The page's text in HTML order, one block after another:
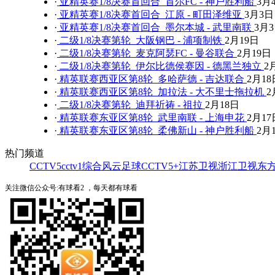
· 亚精英赛1/8决赛首回合 江原 - 町田泽维亚 3月3日
· 亚精英赛1/8决赛首回合 墨尔本城 - 武里南联 3月3
· 二级1/8决赛第轮 大阪钢巴 - 浦项制铁 2月19日
· 二级1/8决赛第轮 麦克阿瑟FC - 曼谷联合 2月19日
· 二级1/8决赛第轮 伊尔比德侯赛因 - 德黑兰独立 2
· 精英联赛西亚区第8轮 多哈萨德 - 吉达联合 2月18
· 精英联赛西亚区第8轮 加拉法 - 大不里士拖拉机 2
· 二级1/8决赛第轮 迪拜祈祷 - 祖拉 2月18日
· 精英联赛东亚区第8轮 武里南联 - 上海申花 2月17
· 精英联赛东亚区第8轮 柔佛新山 - 神户胜利船 2月
热门频道
CCTV5cctv1综合风云足球CCTV5+江苏卫视浙江卫视东
关注微信公众号:有球看2 ，每天都有球看